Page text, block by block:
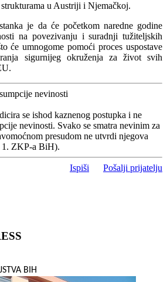
u Austriji i Njemačkoj.
je da će početkom naredne godine
na povezivanju i suradnji tužiteljskih
će umnogome pomoći proces uspostave
sigurnijeg okruženja za život svih
nevinosti
se ishod kaznenog postupka i ne
nevinosti. Svako se smatra nevinim za
presudom ne utvrdi njegova
1. ZKP-a BiH).
Ispiši Pošalji prijatelju
BIH